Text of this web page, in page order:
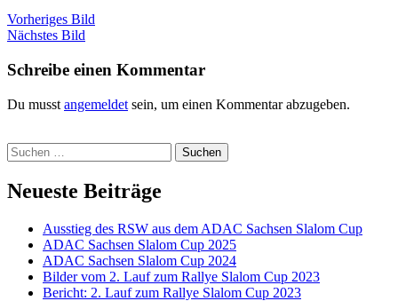
Vorheriges Bild
Nächstes Bild
Schreibe einen Kommentar
Du musst angemeldet sein, um einen Kommentar abzugeben.
Suchen
nach:
Neueste Beiträge
Ausstieg des RSW aus dem ADAC Sachsen Slalom Cup
ADAC Sachsen Slalom Cup 2025
ADAC Sachsen Slalom Cup 2024
Bilder vom 2. Lauf zum Rallye Slalom Cup 2023
Bericht: 2. Lauf zum Rallye Slalom Cup 2023